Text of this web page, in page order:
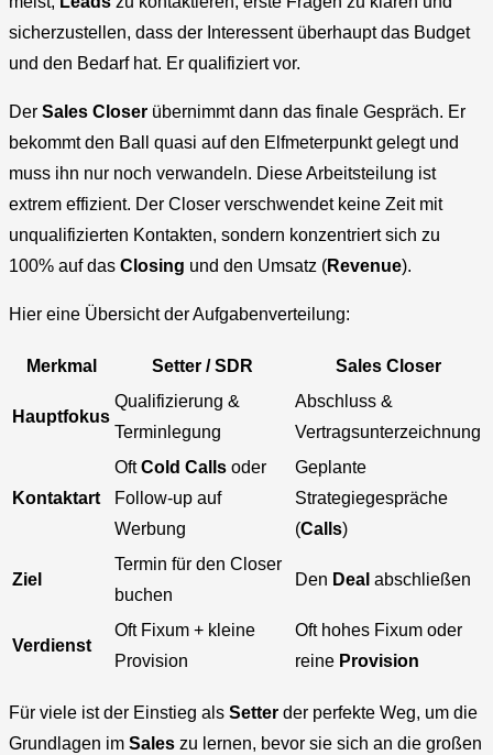
sicherzustellen, dass der Interessent überhaupt das Budget
und den Bedarf hat. Er qualifiziert vor.
Der Sales Closer übernimmt dann das finale Gespräch. Er
bekommt den Ball quasi auf den Elfmeterpunkt gelegt und
muss ihn nur noch verwandeln. Diese Arbeitsteilung ist
extrem effizient. Der Closer verschwendet keine Zeit mit
unqualifizierten Kontakten, sondern konzentriert sich zu
100% auf das Closing und den Umsatz (Revenue).
Hier eine Übersicht der Aufgabenverteilung:
Merkmal Setter / SDR Sales Closer
Hauptfokus
Qualifizierung &
Terminlegung
Abschluss &
Vertragsunterzeichnung
Kontaktart
OftCold Calls oder
Follow-up auf
Werbung
Geplante
Strategiegespräche
(Calls)
Ziel
Termin für den Closer
buchen
Den Deal abschließen
Verdienst
Oft Fixum + kleine
Provision
Oft hohes Fixum oder
reine Provision
Für viele ist der Einstieg als Setter der perfekte Weg, um die
Grundlagen im Sales zu lernen, bevor sie sich an die großen